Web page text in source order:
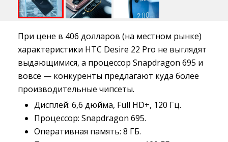
При цене в 406 долларов (на местном рынке)
характеристики HTC Desire 22 Pro не выглядят
выдающимися, а процессор Snapdragon 695 и
вовсе — конкуренты предлагают куда более
производительные чипсеты.
Дисплей: 6,6 дюйма, Full HD+, 120 Гц.
Процессор: Snapdragon 695.
Оперативная память: 8 ГБ.